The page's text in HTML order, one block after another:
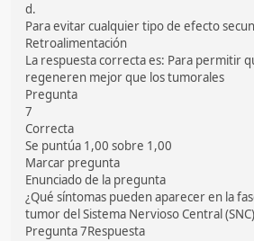
d.
Para evitar cualquier tipo de efecto
Retroalimentación
La respuesta correcta es: Para permitir
regeneren mejor que los tumorales
Pregunta
7
Correcta
Se puntúa 1,00 sobre 1,00
Marcar pregunta
Enunciado de la pregunta
¿Qué síntomas pueden aparecer en la
tumor del Sistema Nervioso Central
Pregunta 7Respuesta